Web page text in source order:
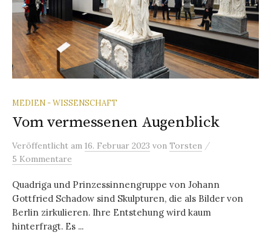
MEDIEN - WISSENSCHAFT
Vom vermessenen Augenblick
Veröffentlicht am 16. Februar 2023 von Torsten /
5 Kommentare
Quadriga und Prinzessinnengruppe von Johann
Gottfried Schadow sind Skulpturen, die als Bilder von
Berlin zirkulieren. Ihre Entstehung wird kaum
hinterfragt. Es ...